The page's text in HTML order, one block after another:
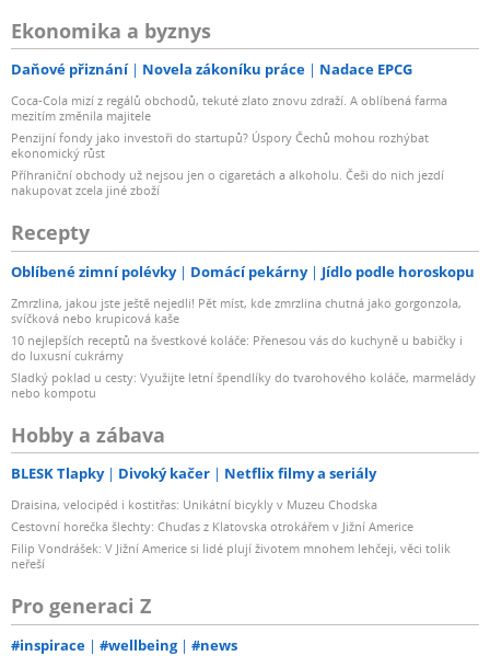
Ekonomika a byznys
Daňové přiznání Novela zákoníku práce Nadace EPCG
Coca-Cola mizí z regálů obchodů, tekuté zlato znovu zdraží. A oblíbená farma
mezitím změnila majitele
Penzijní fondy jako investoři do startupů? Úspory Čechů mohou rozhýbat
ekonomický růst
Příhraniční obchody už nejsou jen o cigaretách a alkoholu. Češi do nich jezdí
nakupovat zcela jiné zboží
Recepty
Oblíbené zimní polévky Domácí pekárny Jídlo podle horoskopu
Zmrzlina, jakou jste ještě nejedli! Pět míst, kde zmrzlina chutná jako gorgonzola,
svíčková nebo krupicová kaše
10 nejlepších receptů na švestkové koláče: Přenesou vás do kuchyně u babičky i
do luxusní cukrárny
Sladký poklad u cesty: Využijte letní špendlíky do tvarohového koláče, marmelády
nebo kompotu
Hobby a zábava
BLESK Tlapky Divoký kačer Netflix filmy a seriály
Draisina, velocipéd i kostitřas: Unikátní bicykly v Muzeu Chodska
Cestovní horečka šlechty: Chuďas z Klatovska otrokářem v Jižní Americe
Filip Vondrášek: V Jižní Americe si lidé plují životem mnohem lehčeji, věci tolik
neřeší
Pro generaci Z
#inspirace #wellbeing #news